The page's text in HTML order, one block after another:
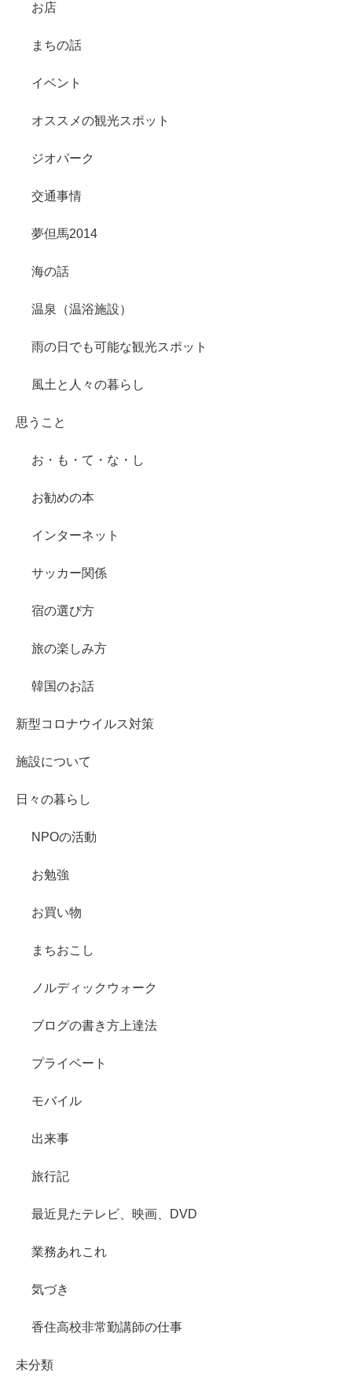
お店
まちの話
イベント
オススメの観光スポット
ジオパーク
交通事情
夢但馬2014
海の話
温泉（温浴施設）
雨の日でも可能な観光スポット
風土と人々の暮らし
思うこと
お・も・て・な・し
お勧めの本
インターネット
サッカー関係
宿の選び方
旅の楽しみ方
韓国のお話
新型コロナウイルス対策
施設について
日々の暮らし
NPOの活動
お勉強
お買い物
まちおこし
ノルディックウォーク
ブログの書き方上達法
プライベート
モバイル
出来事
旅行記
最近見たテレビ、映画、DVD
業務あれこれ
気づき
香住高校非常勤講師の仕事
未分類